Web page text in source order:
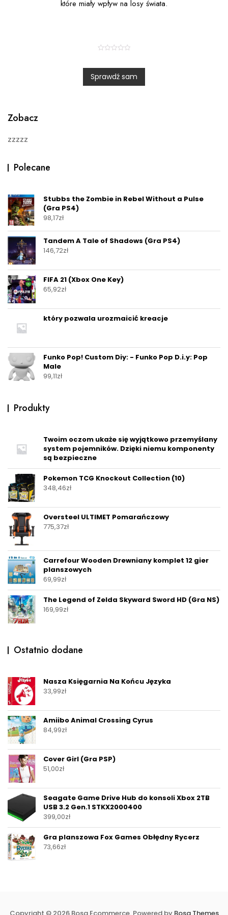
które miały wpływ na losy świata.
t
e
d
0
Sprawdź sam
Zobacz
zzzzz
Polecane
Stubbs the Zombie in Rebel Without a Pulse
(Gra PS4)
98,17zł
Tandem A Tale of Shadows (Gra PS4)
146,72zł
FIFA 21 (Xbox One Key)
65,92zł
który pozwala urozmaicić kreacje
Funko Pop! Custom Diy: - Funko Pop D.i.y: Pop
Male
99,11zł
Produkty
Twoim oczom ukaże się wyjątkowo przemyślany
system pojemników. Dzięki niemu komponenty
są bezpieczne
Pokemon TCG Knockout Collection (10)
348,46zł
Oversteel ULTIMET Pomarańczowy
775,37zł
Carrefour Wooden Drewniany komplet 12 gier
planszowych
69,99zł
The Legend of Zelda Skyward Sword HD (Gra NS)
169,99zł
Ostatnio dodane
Nasza Księgarnia Na Końcu Języka
33,99zł
Amiibo Animal Crossing Cyrus
84,99zł
Cover Girl (Gra PSP)
51,00zł
Seagate Game Drive Hub do konsoli Xbox 2TB
USB 3.2 Gen.1 STKX2000400
399,00zł
Gra planszowa Fox Games Obłędny Rycerz
73,66zł